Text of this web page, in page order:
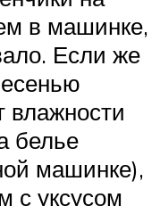
в машинке,
Если же
влажности
белье
машинке),
с уксусом